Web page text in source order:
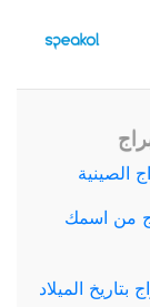
الصينية
من اسمك
بتاريخ الميلاد